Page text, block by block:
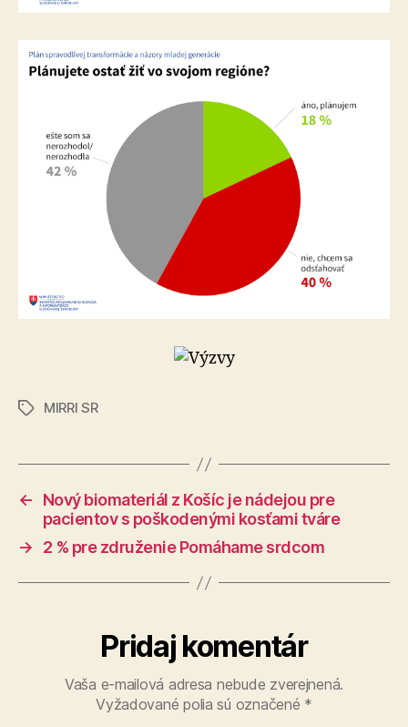
ZnačkyMIRRI SR
←
Nový biomateriál z Košíc je nádejou pre
pacientov s poškodenými kosťami tváre
→
2 % pre združenie Pomáhame srdcom
Pridaj komentár
Vaša e-mailová adresa nebude zverejnená.
Vyžadované polia sú označené *